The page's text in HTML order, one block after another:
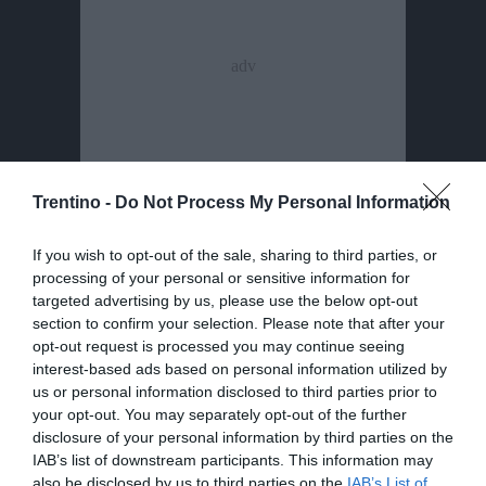
Trentino - Do Not Process My Personal Information
If you wish to opt-out of the sale, sharing to third parties, or
processing of your personal or sensitive information for
targeted advertising by us, please use the below opt-out
section to confirm your selection. Please note that after your
opt-out request is processed you may continue seeing
interest-based ads based on personal information utilized by
us or personal information disclosed to third parties prior to
your opt-out. You may separately opt-out of the further
disclosure of your personal information by third parties on the
IAB’s list of downstream participants. This information may
also be disclosed by us to third parties on the IAB’s List of